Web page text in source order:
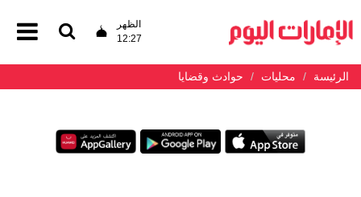
الظهر
12:27
الرئيسة محليات حوادث وقضايا